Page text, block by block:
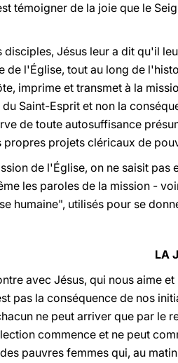
témoigner de la joie que le
disciples, Jésus leur a dit qu'il
l'Église, tout au long de
imprime et transmet à la
Saint-Esprit et non la
de toute autosuffisance
propres projets cléricaux de
de l'Église, on ne saisit
les paroles de la mission -
humaine", utilisés pour se
LA
avec Jésus, qui nous aime
pas la conséquence de nos
ne peut arriver que par le
commence et ne peut
pauvres femmes qui, au